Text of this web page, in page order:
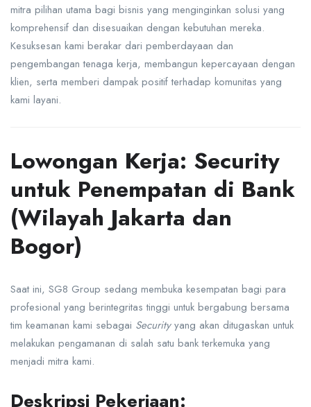
mitra pilihan utama bagi bisnis yang menginginkan solusi yang
komprehensif dan disesuaikan dengan kebutuhan mereka.
Kesuksesan kami berakar dari pemberdayaan dan
pengembangan tenaga kerja, membangun kepercayaan dengan
klien, serta memberi dampak positif terhadap komunitas yang
kami layani.
Lowongan Kerja: Security
untuk Penempatan di Bank
(Wilayah Jakarta dan
Bogor)
Saat ini, SG8 Group sedang membuka kesempatan bagi para
profesional yang berintegritas tinggi untuk bergabung bersama
tim keamanan kami sebagai Securityyang akan ditugaskan untuk
melakukan pengamanan di salah satu bank terkemuka yang
menjadi mitra kami.
Deskripsi Pekerjaan: